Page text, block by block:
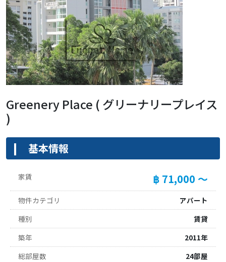
Greenery Place ( グリーナリープレイス
)
基本情報
家賃 ฿ 71,000 ～
物件カテゴリ
アパート
種別
賃貸
築年
2011年
総部屋数
24部屋